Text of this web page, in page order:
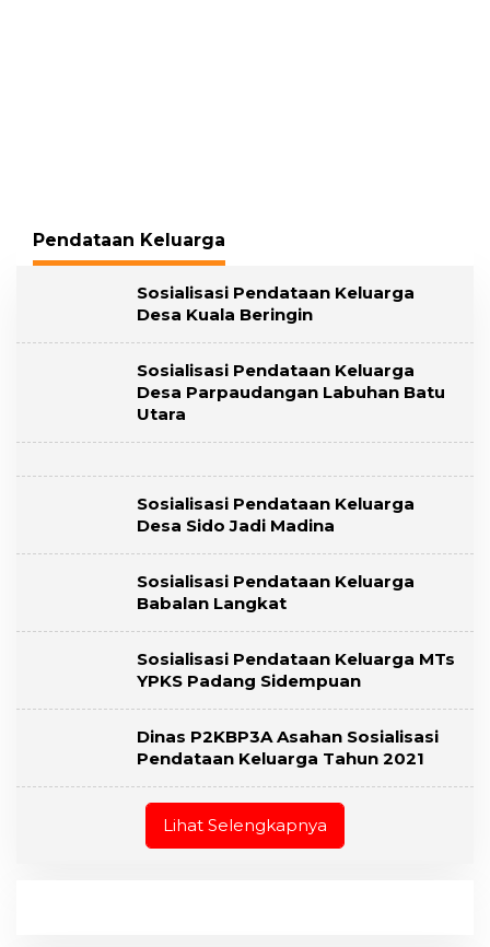
Pendataan Keluarga
Sosialisasi Pendataan Keluarga
Desa Kuala Beringin
Sosialisasi Pendataan Keluarga
Desa Parpaudangan Labuhan Batu
Utara
Sosialisasi Pendataan Keluarga
Desa Sido Jadi Madina
Sosialisasi Pendataan Keluarga
Babalan Langkat
Sosialisasi Pendataan Keluarga MTs
YPKS Padang Sidempuan
Dinas P2KBP3A Asahan Sosialisasi
Pendataan Keluarga Tahun 2021
Lihat Selengkapnya